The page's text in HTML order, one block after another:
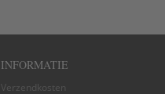
INFORMATIE
Verzendkosten